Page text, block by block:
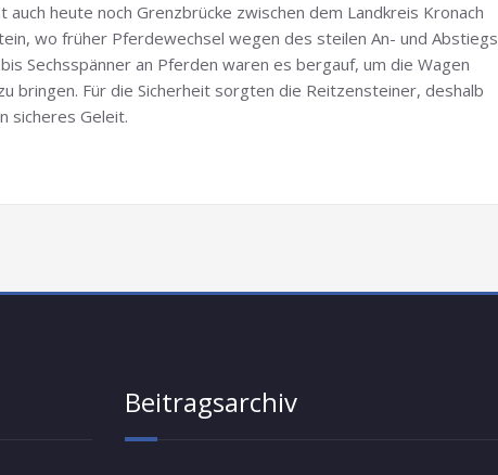
auch heute noch Grenzbrücke zwischen dem Landkreis Kronach
wo früher Pferdewechsel wegen des steilen An- und Abstiegs
Sechsspänner an Pferden waren es bergauf, um die Wagen
bringen. Für die Sicherheit sorgten die Reitzensteiner, deshalb
sicheres Geleit.
Beitragsarchiv